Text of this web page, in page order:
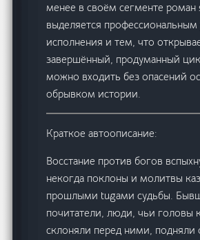
менее в своём сегменте роман
выделяется
исполнения и тем, что
завершённый, продуманный
можно входить без опасений
обрывком истории.
Краткое автоописание:
Восстание против богов
некогда поклоны и молитвы
прошлыми tugами судьбы.
почитатели, люди, чьи головы
склоняли перед ними, подняли